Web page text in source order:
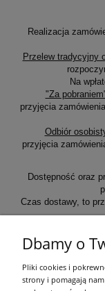
Realizacja
Przelew tradycyjny
Na
"Za
przyjęcia
Odbiór
przyjęcia
Dostępność oraz
Czas dostawy, to
Dbamy o
Pliki cookies i
strony i pomagają